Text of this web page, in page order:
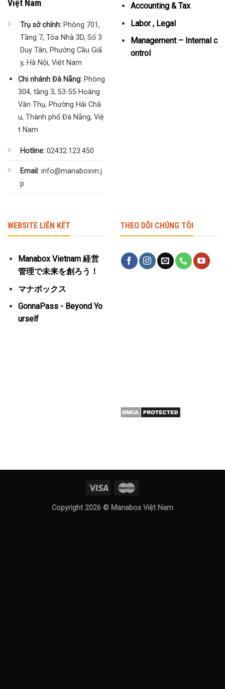
Việt Nam
Trụ sở chính: Phòng 701,
Tầng 7, Tòa Nhà 3D, Số 3
Duy Tân, Phường Cầu Giấ
y, Hà Nội, Việt Nam
Chi nhánh Đà Nẵng:Phòng
304, tầng 3, 53-55 Hoàng
Văn Thụ, Phường Hải Châ
u, Thành phố Đà Nẵng, Việ
t Nam
Hotline: 02432.123.450
Email: info@manaboxvn.j
p
Accounting & Tax
Labor , Legal
Management – Internal c
ontrol
WEBSITE LIÊN KẾT
Manabox Vietnam 経営
管理で未来を創ろう！
マナボックス
GonnaPass - Beyond Yo
urself
THEO DÕI CHÚNG TÔI
Copyright 2026 © Manabox Việt Nam